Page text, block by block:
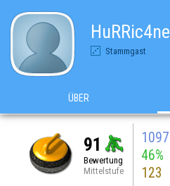
HuRRic4ne
Stammgast
ÜBER
91
Bewertung
Mittelstufe
1097
46%
123